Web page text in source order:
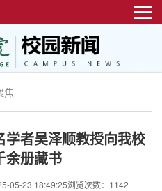
焦
者吴泽顺教授向我校
余册藏书
05-23 18:49:25浏览次数：1142